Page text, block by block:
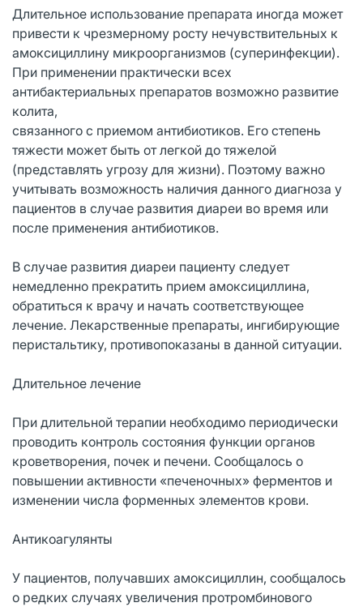
Длительное использование препарата иногда может
привести к чрезмерному росту нечувствительных к
амоксициллину микроорганизмов (суперинфекции).
При применении практически всех
антибактериальных препаратов возможно развитие
колита,
связанного с приемом антибиотиков. Его степень
тяжести может быть от легкой до тяжелой
(представлять угрозу для жизни). Поэтому важно
учитывать возможность наличия данного диагноза у
пациентов в случае развития диареи во время или
после применения антибиотиков.
В случае развития диареи пациенту следует
немедленно прекратить прием амоксициллина,
обратиться к врачу и начать соответствующее
лечение. Лекарственные препараты, ингибирующие
перистальтику, противопоказаны в данной ситуации.
Длительное лечение
При длительной терапии необходимо периодически
проводить контроль состояния функции органов
кроветворения, почек и печени. Сообщалось о
повышении активности «печеночных» ферментов и
изменении числа форменных элементов крови.
Антикоагулянты
У пациентов, получавших амоксициллин, сообщалось
о редких случаях увеличения протромбинового